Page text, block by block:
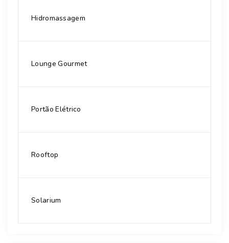
Hidromassagem
Lounge Gourmet
Portão Elétrico
Rooftop
Solarium